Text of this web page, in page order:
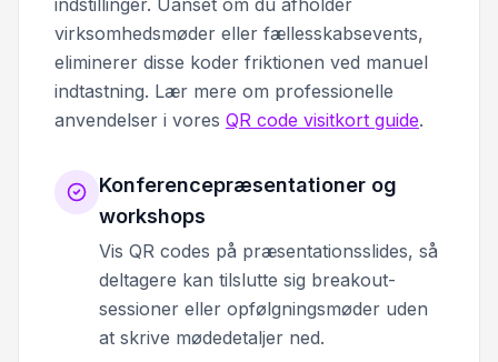
indstillinger. Uanset om du afholder
virksomhedsmøder eller fællesskabsevents,
eliminerer disse koder friktionen ved manuel
indtastning. Lær mere om professionelle
anvendelser i vores QR code visitkort guide.
Konferencepræsentationer og
workshops
Vis QR codes på præsentationsslides, så
deltagere kan tilslutte sig breakout-
sessioner eller opfølgningsmøder uden
at skrive mødedetaljer ned.